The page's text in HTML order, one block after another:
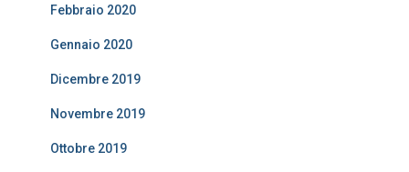
Febbraio 2020
Gennaio 2020
Dicembre 2019
Novembre 2019
Ottobre 2019